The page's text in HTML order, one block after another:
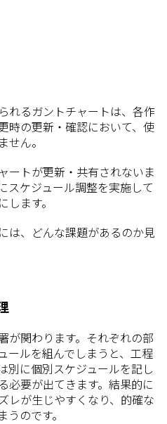
れるガントチャートは、各作
時の更新・確認において、使
せん。
ートが更新・共有されないま
スケジュール調整を実施して
ます。
は、どんな課題があるのか見
が関わります。それぞれの部
ールを組んでしまうと、工程
別に個別スケジュールを記し
必要が出てきます。結果的に
レが生じやすくなり、的確な
のです。